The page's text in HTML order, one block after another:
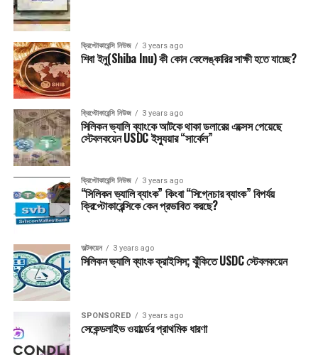
ক্রিপ্টোকারেন্সি নিউজ 3 years ago
শিবা ইনু(Shiba Inu) কী কোন কেলেঙ্কারির সাক্ষী হতে যাচ্ছে?
ক্রিপ্টোকারেন্সি নিউজ 3 years ago
সিলিকন ভ্যালি ব্যাংকে আটকে থাকা ডলারের এক্সেস পেয়েছে
স্টেবলকয়েন USDC ইস্যুয়ার “সার্কেল”
ক্রিপ্টোকারেন্সি নিউজ 3 years ago
“সিলিকন ভ্যালি ব্যাংক” কিংবা “সিগ্নেচার ব্যাংক” বিপর্যয়
ক্রিপ্টোকারেন্সিকে কেন প্রভাবিত করছে?
অল্টকয়েন 3 years ago
সিলিকন ভ্যালি ব্যাংক ক্রাইসিস; ঝুঁকিতে USDC স্টেবলকয়েন
SPONSORED 3 years ago
সেকেন্ডলাইভ ওয়ার্ল্ডের প্রাথমিক ধারণা